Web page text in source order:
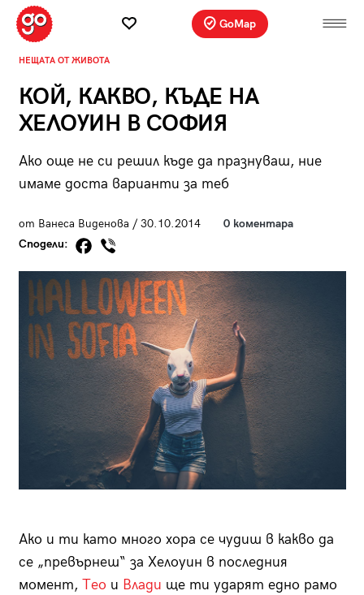
GoMap
НЕЩАТА ОТ ЖИВОТА
КОЙ, КАКВО, КЪДЕ НА
ХЕЛОУИН В СОФИЯ
Ако още не си решил къде да празнуваш, ние
имаме доста варианти за теб
от Ванеса Виденова / 30.10.2014
0 коментара
Сподели:
Aко и ти като много хора се чудиш в какво да
се „превърнеш“ за Хелоуин в последния
момент, Тео и Влади ще ти ударят едно рамо